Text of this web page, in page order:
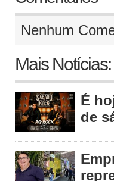
Nenhum
Mais Notícias:
É
de